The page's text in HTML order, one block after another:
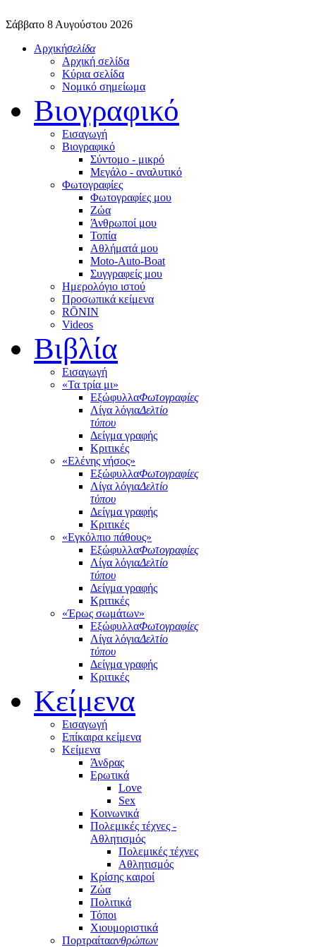
Σάββατο 8 Αυγούστου 2026
Αρχικήσελίδα
Αρχική σελίδα
Κύρια σελίδα
Νομικό σημείωμα
Βιογραφικό
Εισαγωγή
Βιογραφικό
Σύντομο - μικρό
Μεγάλο - αναλυτικό
Φωτογραφίες
Φωτογραφίες μου
Ζώα
Άνθρωποί μου
Τοπία
Αθλήματά μου
Moto-Auto-Boat
Συγγραφείς μου
Ημερολόγιο ιστού
Προσωπικά κείμενα
RŌNIN
Videos
Βιβλία
Εισαγωγή
«Τα τρία μι»
ΕξώφυλλαΦωτογραφίες
Λίγα λόγιαΔελτίο
τύπου
Δείγμα γραφής
Κριτικές
«Ελένης νήσος»
ΕξώφυλλαΦωτογραφίες
Λίγα λόγιαΔελτίο
τύπου
Δείγμα γραφής
Κριτικές
«Εγκόλπιο πάθους»
ΕξώφυλλαΦωτογραφίες
Λίγα λόγιαΔελτίο
τύπου
Δείγμα γραφής
Κριτικές
«Έρως σωμάτων»
ΕξώφυλλαΦωτογραφίες
Λίγα λόγιαΔελτίο
τύπου
Δείγμα γραφής
Κριτικές
Κείμενα
Εισαγωγή
Επίκαιρα κείμενα
Κείμενα
Άνδρας
Ερωτικά
Love
Sex
Κοινωνικά
Πολεμικές τέχνες -
Αθλητισμός
Πολεμικές τέχνες
Αθλητισμός
Κρίσης καιροί
Ζώα
Πολιτικά
Τόποι
Χιουμοριστικά
Πορτραίταανθρώπων